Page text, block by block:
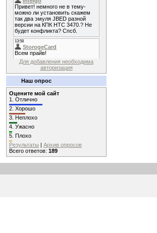
Для добавления необходима
авторизация
Наш опрос
Оцените мой сайт
1. Отлично
2. Хорошо
3. Неплохо
4. Ужасно
5. Плохо
Результаты | Архив опросов
Всего ответов: 189